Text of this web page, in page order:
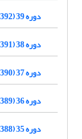
دوره 39 (1392)
دوره 38 (1391)
دوره 37 (1390)
دوره 36 (1389)
دوره 35 (1388)